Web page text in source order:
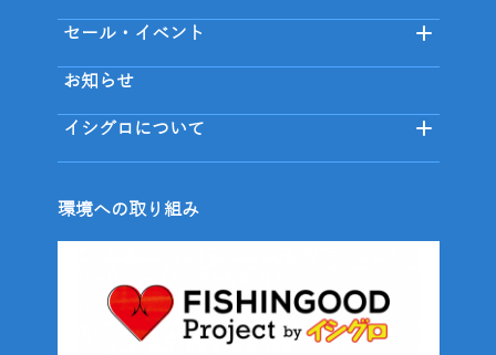
セール・イベント
お知らせ
イシグロについて
環境への取り組み